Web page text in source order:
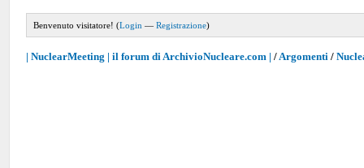
Benvenuto visitatore! (Login —Registrazione)
| NuclearMeeting | il forum di ArchivioNucleare.com | /Argomenti /